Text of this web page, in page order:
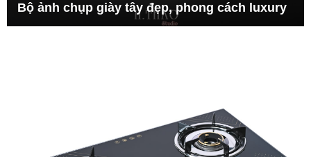
Bộ ảnh chụp giày tây đẹp, phong cách luxury